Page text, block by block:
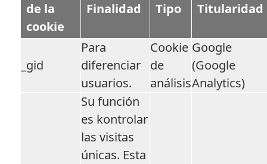
de la
cookie
Finalidad Tipo Titularidad
_gid
Para
diferenciar
usuarios.
Cookie
de
análisis
Google
(Google
Analytics)
Su función
es kontrolar
las visitas
únicas. Esta